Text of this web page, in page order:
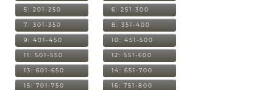
5: 201-250 6: 251-300
7: 301-350 8: 351-400
9: 401-450 10: 451-500
11: 501-550 12: 551-600
13: 601-650 14: 651-700
15: 701-750 16: 751-800